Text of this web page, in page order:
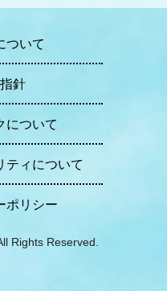
ついて
針
について
ティについて
ポリシー
Rights Reserved.